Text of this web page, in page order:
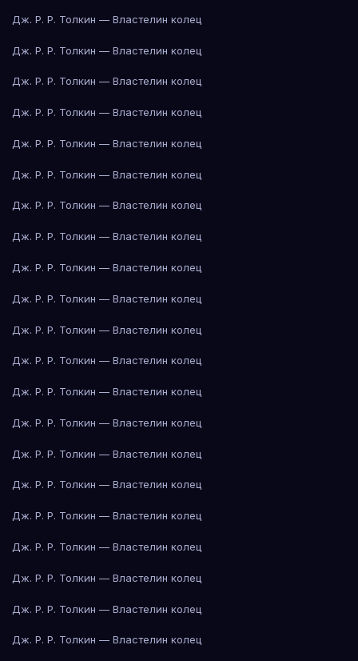
Дж. Р. Р. Толкин — Властелин колец
Дж. Р. Р. Толкин — Властелин колец
Дж. Р. Р. Толкин — Властелин колец
Дж. Р. Р. Толкин — Властелин колец
Дж. Р. Р. Толкин — Властелин колец
Дж. Р. Р. Толкин — Властелин колец
Дж. Р. Р. Толкин — Властелин колец
Дж. Р. Р. Толкин — Властелин колец
Дж. Р. Р. Толкин — Властелин колец
Дж. Р. Р. Толкин — Властелин колец
Дж. Р. Р. Толкин — Властелин колец
Дж. Р. Р. Толкин — Властелин колец
Дж. Р. Р. Толкин — Властелин колец
Дж. Р. Р. Толкин — Властелин колец
Дж. Р. Р. Толкин — Властелин колец
Дж. Р. Р. Толкин — Властелин колец
Дж. Р. Р. Толкин — Властелин колец
Дж. Р. Р. Толкин — Властелин колец
Дж. Р. Р. Толкин — Властелин колец
Дж. Р. Р. Толкин — Властелин колец
Дж. Р. Р. Толкин — Властелин колец